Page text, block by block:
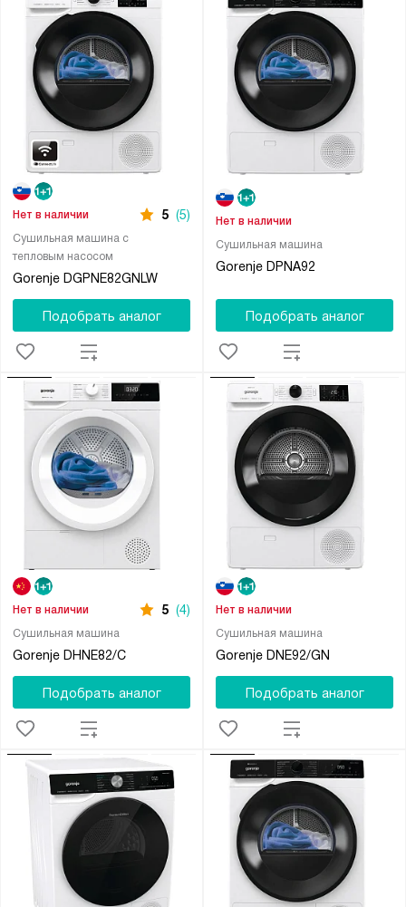
Сушильная машина с
тепловым насосом
Gorenje DGPNE82GNLW
Нет в наличии 5 (5)
Подобрать аналог
Сушильная машина
Gorenje DPNA92
Нет в наличии
Подобрать аналог
Сушильная машина
Gorenje DHNE82/C
Нет в наличии 5 (4)
Подобрать аналог
Сушильная машина
Gorenje DNE92/GN
Нет в наличии
Подобрать аналог